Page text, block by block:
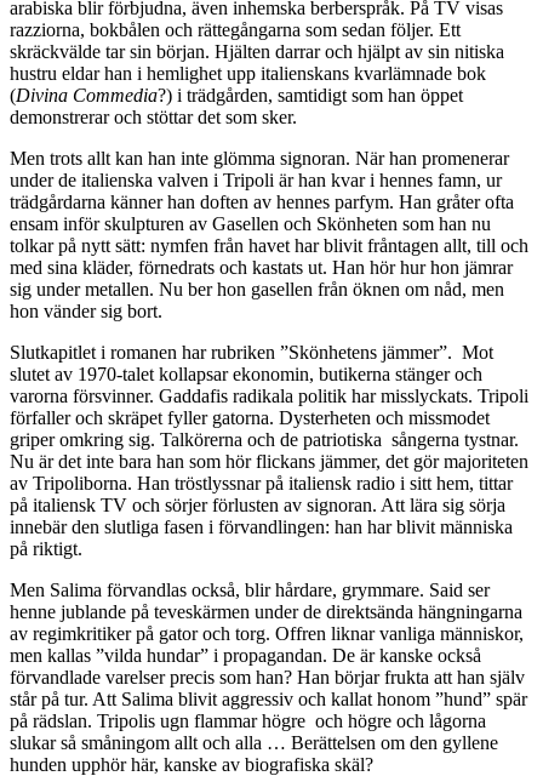
arabiska blir förbjudna, även inhemska berberspråk. På TV visas
razziorna, bokbålen och rättegångarna som sedan följer. Ett
skräckvälde tar sin början. Hjälten darrar och hjälpt av sin nitiska
hustru eldar han i hemlighet upp italienskans kvarlämnade bok
(Divina Commedia?) i trädgården, samtidigt som han öppet
demonstrerar och stöttar det som sker.
Men trots allt kan han inte glömma signoran. När han promenerar
under de italienska valven i Tripoli är han kvar i hennes famn, ur
trädgårdarna känner han doften av hennes parfym. Han gråter ofta
ensam inför skulpturen av Gasellen och Skönheten som han nu
tolkar på nytt sätt: nymfen från havet har blivit fråntagen allt, till och
med sina kläder, förnedrats och kastats ut. Han hör hur hon jämrar
sig under metallen. Nu ber hon gasellen från öknen om nåd, men
hon vänder sig bort.
Slutkapitlet i romanen har rubriken ”Skönhetens jämmer”. Mot
slutet av 1970-talet kollapsar ekonomin, butikerna stänger och
varorna försvinner. Gaddafis radikala politik har misslyckats. Tripoli
förfaller och skräpet fyller gatorna. Dysterheten och missmodet
griper omkring sig. Talkörerna och de patriotiska sångerna tystnar.
Nu är det inte bara han som hör flickans jämmer, det gör majoriteten
av Tripoliborna. Han tröstlyssnar på italiensk radio i sitt hem, tittar
på italiensk TV och sörjer förlusten av signoran. Att lära sig sörja
innebär den slutliga fasen i förvandlingen: han har blivit människa
på riktigt.
Men Salima förvandlas också, blir hårdare, grymmare. Said ser
henne jublande på teveskärmen under de direktsända hängningarna
av regimkritiker på gator och torg. Offren liknar vanliga människor,
men kallas ”vilda hundar” i propagandan. De är kanske också
förvandlade varelser precis som han? Han börjar frukta att han själv
står på tur. Att Salima blivit aggressiv och kallat honom ”hund” spär
på rädslan. Tripolis ugn flammar högre och högre och lågorna
slukar så småningom allt och alla … Berättelsen om den gyllene
hunden upphör här, kanske av biografiska skäl?